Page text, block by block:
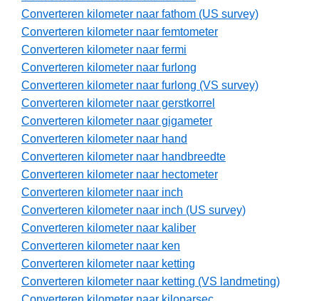
Converteren kilometer naar fathom (US survey)
Converteren kilometer naar femtometer
Converteren kilometer naar fermi
Converteren kilometer naar furlong
Converteren kilometer naar furlong (VS survey)
Converteren kilometer naar gerstkorrel
Converteren kilometer naar gigameter
Converteren kilometer naar hand
Converteren kilometer naar handbreedte
Converteren kilometer naar hectometer
Converteren kilometer naar inch
Converteren kilometer naar inch (US survey)
Converteren kilometer naar kaliber
Converteren kilometer naar ken
Converteren kilometer naar ketting
Converteren kilometer naar ketting (VS landmeting)